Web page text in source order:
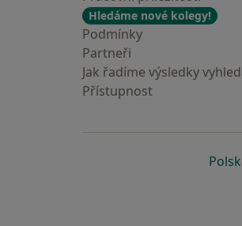
Hledáme nové kolegy!
Podmínky
Partneři
Jak řadíme výsledky
Přístupnost